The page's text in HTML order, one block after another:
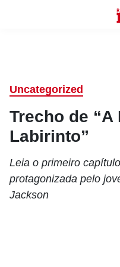
Uncategorized
Trecho de “A
Labirinto”
Leia o primeiro
protagonizada pelo
Jackson